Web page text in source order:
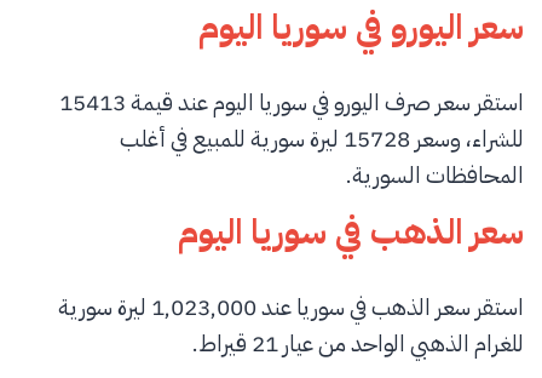
سعر اليورو في سوريا اليوم
استقر سعر صرف اليورو في سوريا اليوم عند قيمة 15413
للشراء، وسعر 15728 ليرة سورية للمبيع في أغلب
المحافظات السورية.
سعر الذهب في سوريا اليوم
استقر سعر الذهب في سوريا عند 1,023,000 ليرة سورية
للغرام الذهبي الواحد من عيار 21 قيراط.